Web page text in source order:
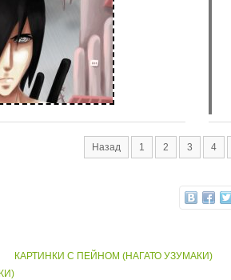
Назад 1 2 3 4
КАРТИНКИ С ПЕЙНОМ (НАГАТО УЗУМАКИ)